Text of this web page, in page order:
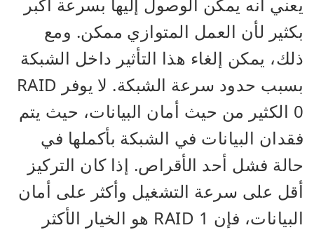
بكثير لأن العمل المتوازي ممكن. ومع
ذلك، يمكن إلغاء هذا التأثير داخل الشبكة
بسبب حدود سرعة الشبكة. لا يوفر RAID
0 الكثير من حيث أمان البيانات، حيث يتم
فقدان البيانات في الشبكة بأكملها في
حالة فشل أحد الأقراص. إذا كان التركيز
أقل على سرعة التشغيل وأكثر على أمان
البيانات، فإن RAID 1 هو الخيار الأكثر